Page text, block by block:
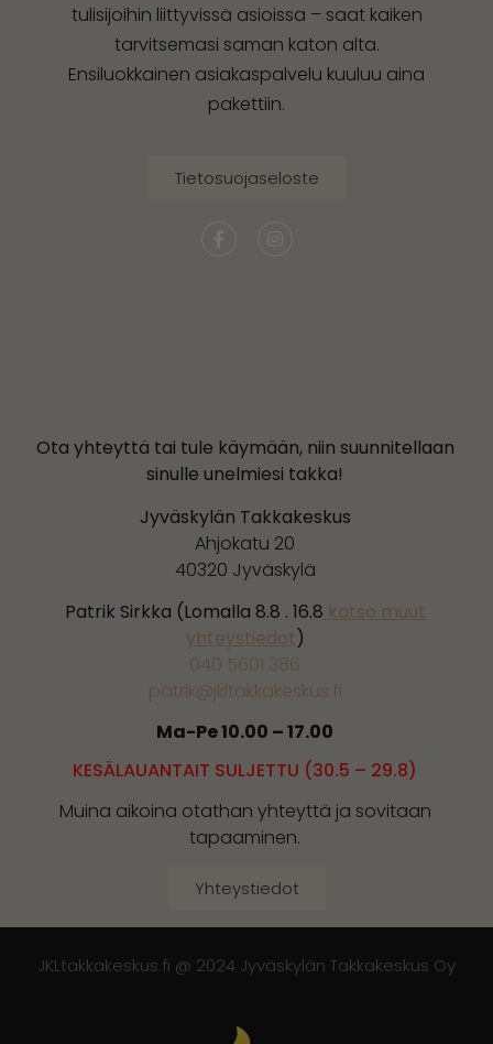
tulisijoihin liittyvissä asioissa – saat kaiken
tarvitsemasi saman katon alta.
Ensiluokkainen asiakaspalvelu kuuluu aina
pakettiin.
Tietosuojaseloste
Ota yhteyttä tai tule käymään, niin suunnitellaan
sinulle unelmiesi takka!
Jyväskylän Takkakeskus
Ahjokatu 20
40320 Jyväskylä
Patrik Sirkka (Lomalla 8.8 . 16.8 katso muut
yhteystiedot)
040 5601 386
patrik@jkltakkakeskus.fi
Ma-Pe 10.00 – 17.00
KESÄLAUANTAIT SULJETTU (30.5 – 29.8)
Muina aikoina otathan yhteyttä ja sovitaan
tapaaminen.
Yhteystiedot
JKLtakkakeskus.fi @ 2024 Jyväskylän Takkakeskus Oy